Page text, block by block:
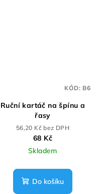
Ruční kartáč na špínu a
řasy
56,20 Kč bez DPH
68 Kč
Skladem
Do košíku
KÓD: B6